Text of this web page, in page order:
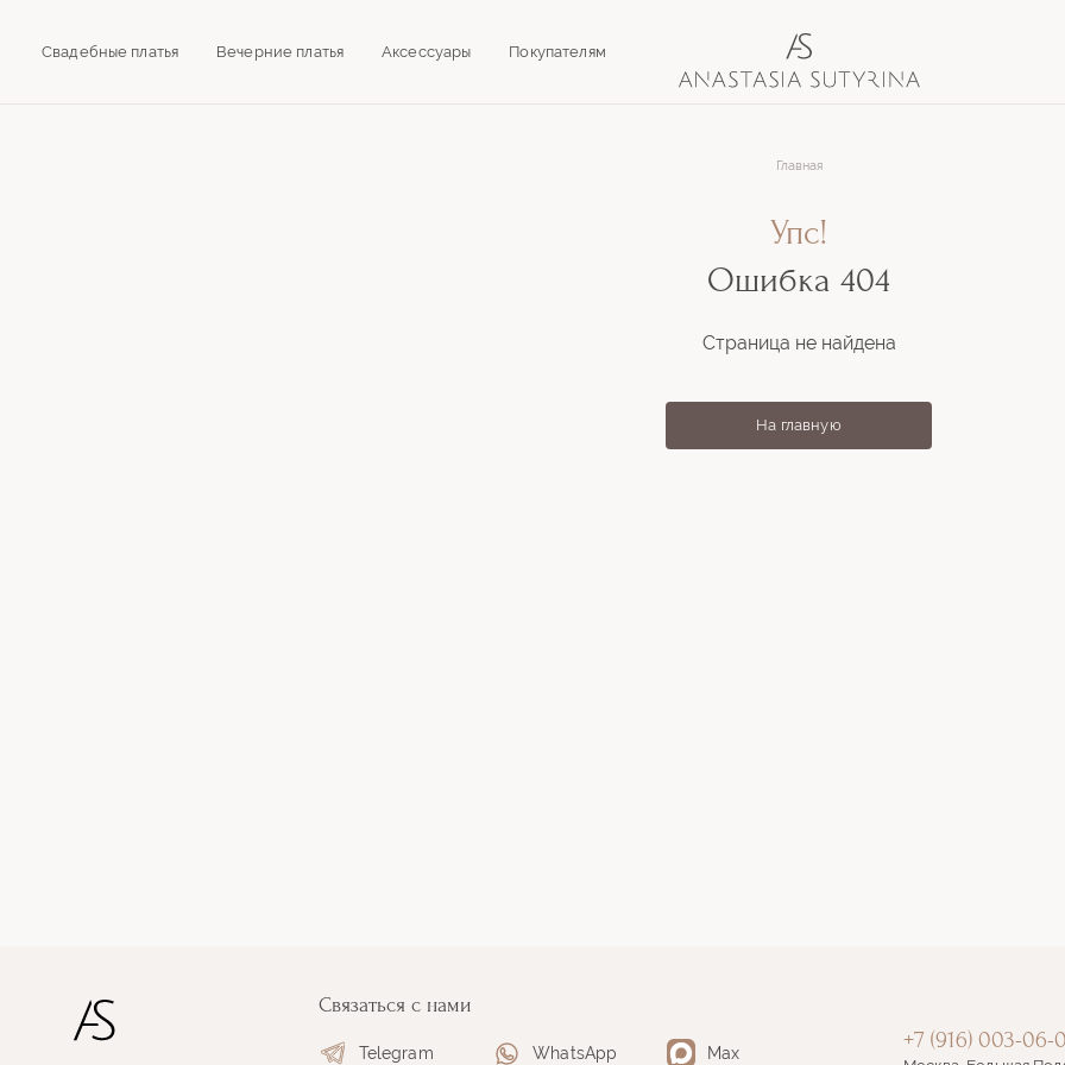
Свадебные платья Вечерние платья Аксессуары Покупателям
Главная
Упс!
Ошибка 404
Страница не найдена
На главную
Связаться с нами
Telegram WhatsApp Max +7 (916) 003-06-